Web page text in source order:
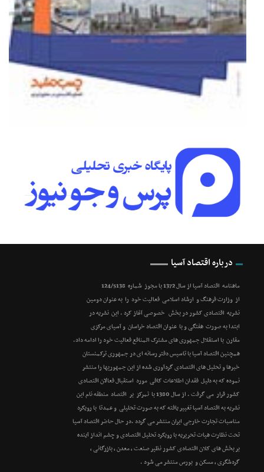
درباره اقتصاد آسیا
ماهنامه اقتصاد آسیا از سال 1372 با مجوز شماره 124/5138
از وزارت فرهنگ و ارشاد اسلامی فعالیت خود را به عنوان دومین
نشریه اقتصادی کشور در بخش خصوصی آغاز کرد . این نشریه در
ابتدا به صورت هفتگی و با عنوان اقتصاد خراسان و آسیای مرکزی
مقارن با استقلال جمهوری های مشترک المنافع فعالیت خود را ادامه داد.
همچنین اقتصاد آسیا با تاسیس دفتر رسانه ای در جمهوری ترکمنستان
خبرها و تحلیل های اقتصادی گردآوری شده از این جمهوریها را منتشر
نموده که به دلیل فقدان اطلاعات کافی مورد استقبال فعالان اقتصادی
کشور قرار می گرفت . از سال 1380 با تمرکز بر اقتصاد منطقه نام این
نشریه به اقتصاد آسیا تغییر یافته که به صورت تحلیلی و عمدتا با رویکرد
مناسبات تجارت خارجی ایران منتشر می گردد .در حال حاضر اقتصاد آسیا
تحت نظارت هیات تحریریه با رویکرد تحلیل اقتصادی و چشم انداز آینده
بر بخش های کلان اقتصادی کشور نظیر صنعت ، معدن ، بازرگانی ،
گردشگری ، مسکن و بورس منتشر می شود .